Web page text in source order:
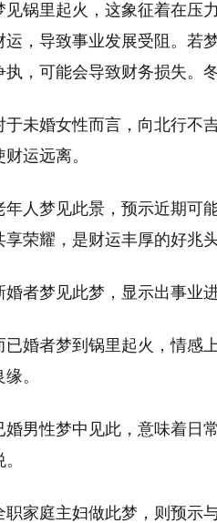
见锅里起火，这象征着在压
运，导致事业发展受阻。若
执，可能会导致财务损失。
于未婚女性而言，向北行不
财运远离。
年人梦见此景，预示近期可
享荣耀，是财运丰厚的好兆
婚者梦见此梦，显示出事业
已婚者梦到锅里起火，情感
。
婚男性梦中见此，意味着日
职家庭主妇做此梦，则预示